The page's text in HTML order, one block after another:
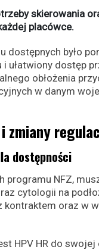
skierowania
placówce.
dostępnych było
ułatwiony dostęp
obłożenia
w danym
zmiany
dostępności
programu NFZ,
cytologii na
oraz w
HPV HR do